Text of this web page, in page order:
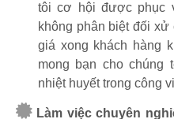
tôi cơ hội được phục
không phân biệt đối
giá xong khách hàng
mong bạn cho
nhiệt huyết trong công
Làm việc chuyên